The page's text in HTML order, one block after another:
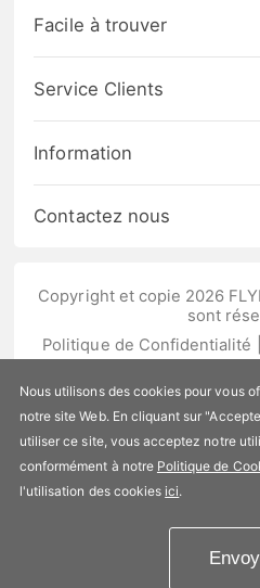
Facile à trouver
Service Clients
Information
Contactez nous
Copyright et copie 2026
sont
Politique de Confidentialité
Nous utilisons des cookies pour vous
notre site Web. En cliquant sur
utiliser ce site, vous acceptez notre
conformément à notre Politique de
l'utilisation des cookiesici.